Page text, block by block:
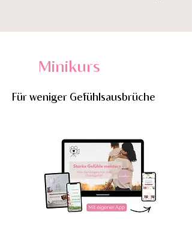
Minikurs
Für weniger Gefühlsausbrüche